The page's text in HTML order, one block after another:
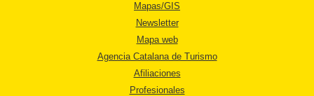
Mapas/GIS
Newsletter
Mapa web
Agencia Catalana de Turismo
Afiliaciones
Profesionales